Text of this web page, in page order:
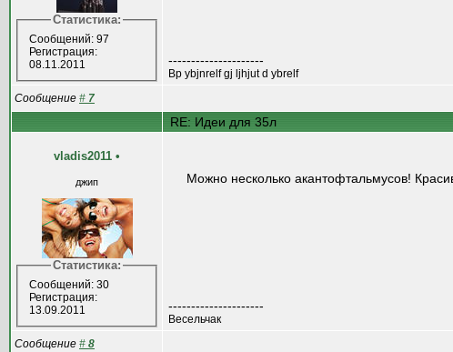
Статистика:
Сообщений: 97
Регистрация:
08.11.2011
---------------------
Bp ybjnrelf gj ljhjut d ybrelf
Сообщение # 7
RE: Идеи для 35л
vladis2011 •
джип
Статистика:
Сообщений: 30
Регистрация:
13.09.2011
Можно несколько акантофтальмусов!
---------------------
Весельчак
Сообщение # 8